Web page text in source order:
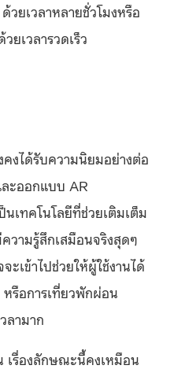
วยเวลาหลายชั่วโมงหรือ
ยเวลารวดเร็ว
งได้รับความนิยมอย่างต่อ
ะออกแบบ AR
เทคโนโลยีที่ช่วยเติมเต็ม
วามรู้สึกเสมือนจริงสุดๆ
ะเข้าไปช่วยให้ผู้ใช้งานได้
รือการเที่ยวพักผ่อน
ลามาก
รื่องลักษณะนี้คงเหมือน